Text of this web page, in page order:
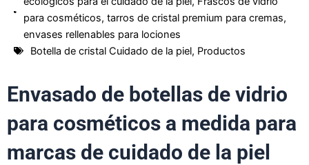
para cosméticos,tarros de cristal premium para cremas,
envases rellenables para lociones
Botella de cristal Cuidado de la piel, Productos
Envasado de botellas de vidrio
para cosméticos a medida para
marcas de cuidado de la piel